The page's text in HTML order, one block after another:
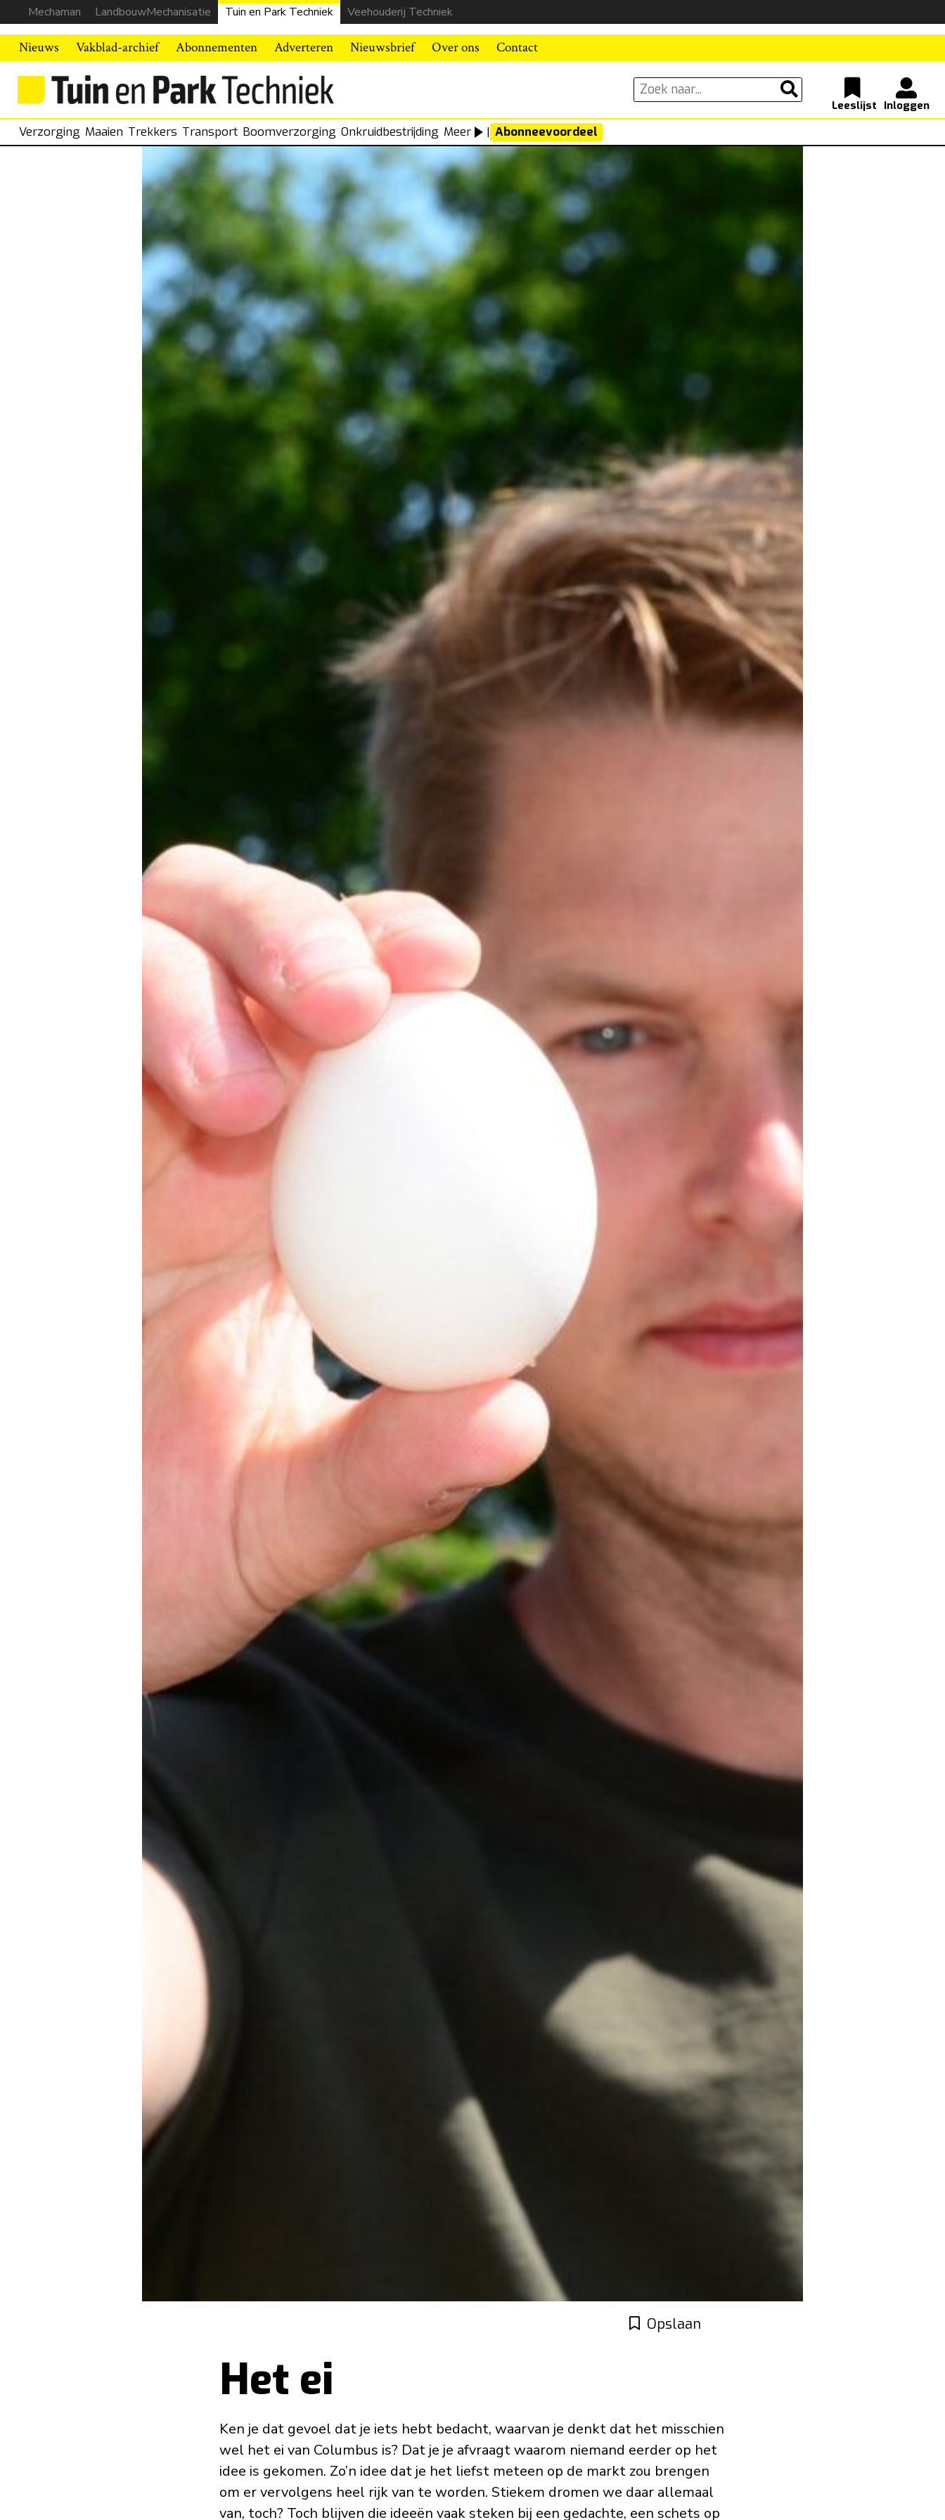
Mechaman LandbouwMechanisatie Tuin en Park Techniek Veehouderij Techniek
Nieuws Vakblad-archief Abonnementen Adverteren Nieuwsbrief Over ons Contact
Verzorging Maaien Trekkers Transport Boomverzorging Onkruidbestrijding Meer | Abonneevoordeel
Opslaan
Het ei
Ken je dat gevoel dat je iets hebt bedacht, waarvan je denkt dat het misschien
wel het ei van Columbus is? Dat je je afvraagt waarom niemand eerder op het
idee is gekomen. Zo’n idee dat je het liefst meteen op de markt zou brengen
om er vervolgens heel rijk van te worden. Stiekem dromen we daar allemaal
van, toch? Toch blijven die ideeën vaak steken bij een gedachte, een schets op